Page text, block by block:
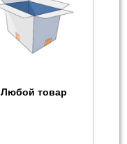
Любой товар